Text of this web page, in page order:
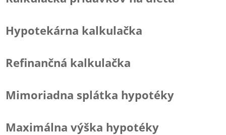
Hypotekárna kalkulačka
Refinančná kalkulačka
Mimoriadna splátka hypotéky
Maximálna výška hypotéky